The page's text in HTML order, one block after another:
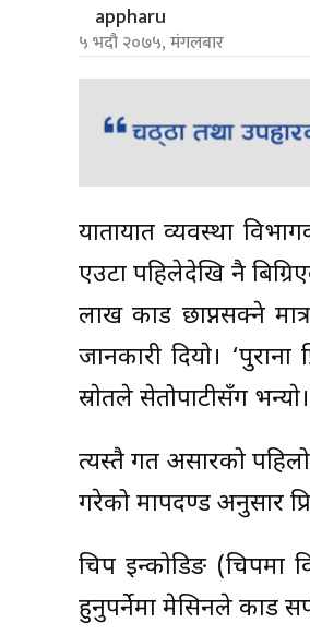
appharu
५ भदौ २०७५, मंगलबार
यातायात व्यवस्था
एउटा पहिलेदेखि नै
लाख कार्ड छाप्नसक्ने
जानकारी दियाे।
स्राेतले सेतोपाटीसँग भन्याे।
त्यस्तै गत असारको
गरेको मापदण्ड अनुसार
चिप इन्कोडिङ (चिपमा
हुनुपर्नेमा मेसिनले कार्ड